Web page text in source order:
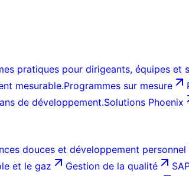
pratiques pour dirigeants, équipes et
mesurable.Programmes sur mesure
de développement.Solutions Phoenix
douces et développement personnel
et le gaz
Gestion de la qualité